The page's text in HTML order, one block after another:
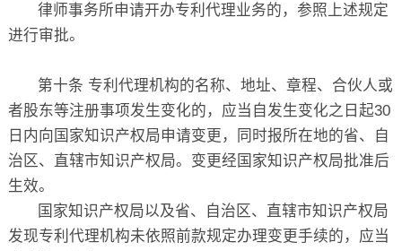
律师事务所申请开办专利代理业务的，参照上述规定
进行审批。
第十条 专利代理机构的名称、地址、章程、合伙人或
者股东等注册事项发生变化的，应当自发生变化之日起30
日内向国家知识产权局申请变更，同时报所在地的省、自
治区、直辖市知识产权局。变更经国家知识产权局批准后
生效。
国家知识产权局以及省、自治区、直辖市知识产权局
发现专利代理机构未依照前款规定办理变更手续的，应当